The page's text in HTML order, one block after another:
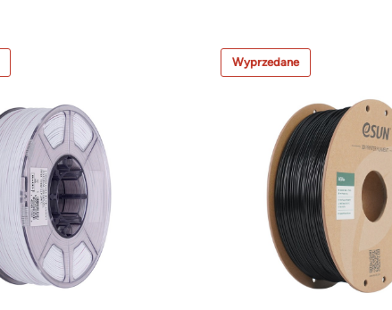
Wyprzedane